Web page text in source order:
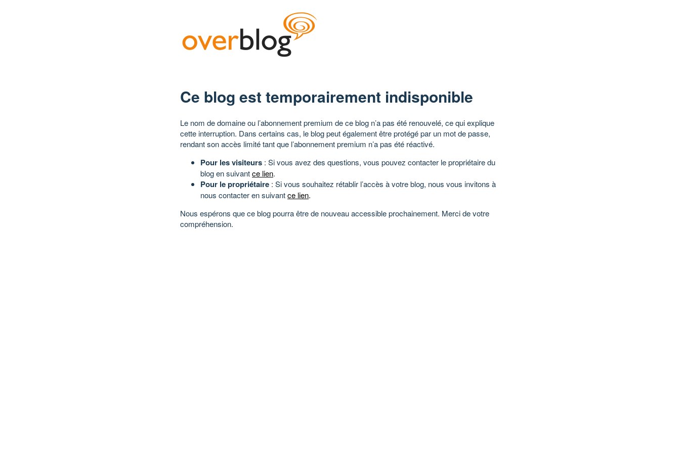
Ce blog est temporairement indisponible
Le nom de domaine ou l’abonnement premium de ce blog n’a pas été renouvelé, ce qui explique
cette interruption. Dans certains cas, le blog peut également être protégé par un mot de passe,
rendant son accès limité tant que l’abonnement premium n’a pas été réactivé.
Pour les visiteurs : Si vous avez des questions, vous pouvez contacter le propriétaire du
blog en suivantce lien.
Pour le propriétaire : Si vous souhaitez rétablir l’accès à votre blog, nous vous invitons à
nous contacter en suivantce lien.
Nous espérons que ce blog pourra être de nouveau accessible prochainement. Merci de votre
compréhension.